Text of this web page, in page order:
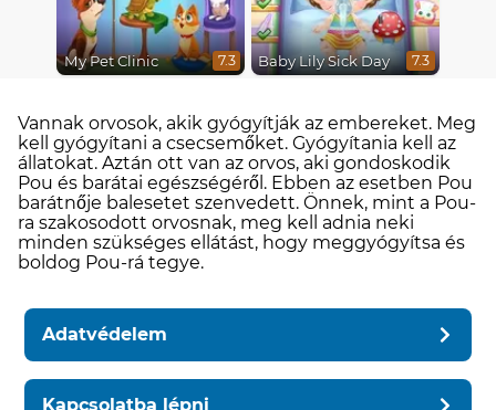
My Pet Clinic 7.3 Baby Lily Sick Day 7.3
Vannak orvosok, akik gyógyítják az embereket. Meg
kell gyógyítani a csecsemőket. Gyógyítania kell az
állatokat. Aztán ott van az orvos, aki gondoskodik
Pou és barátai egészségéről. Ebben az esetben Pou
barátnője balesetet szenvedett. Önnek, mint a Pou-
ra szakosodott orvosnak, meg kell adnia neki
minden szükséges ellátást, hogy meggyógyítsa és
boldog Pou-rá tegye.
Adatvédelem
Kapcsolatba lépni